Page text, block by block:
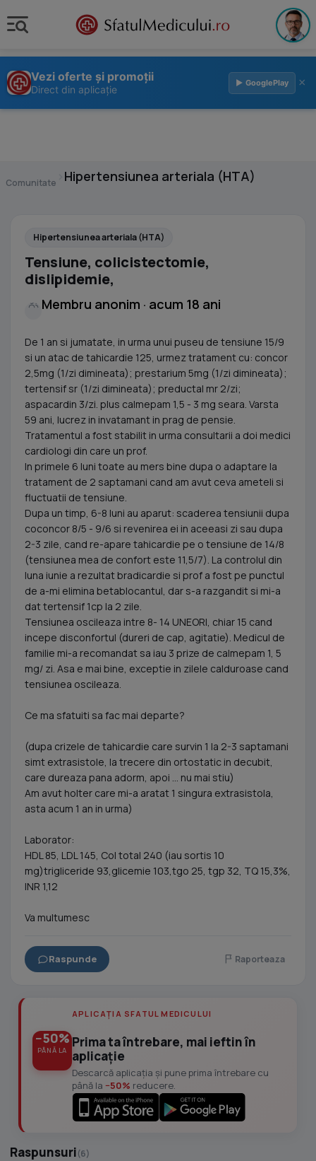
Vezi oferte și promoții
Direct din aplicație
▶ GooglePlay ×
Comunitate Hipertensiunea arteriala (HTA)
Hipertensiunea arteriala (HTA)
Tensiune, colicistectomie,
dislipidemie,
Membru anonim · acum 18 ani
De 1 an si jumatate, in urma unui puseu de tensiune 15/9
si un atac de tahicardie 125, urmez tratament cu: concor
2,5mg (1/zi dimineata); prestarium 5mg (1/zi dimineata);
tertensif sr (1/zi dimineata); preductal mr 2/zi;
aspacardin 3/zi. plus calmepam 1,5 - 3 mg seara. Varsta
59 ani, lucrez in invatamant in prag de pensie.
Tratamentul a fost stabilit in urma consultarii a doi medici
cardiologi din care un prof.
In primele 6 luni toate au mers bine dupa o adaptare la
tratament de 2 saptamani cand am avut ceva ameteli si
fluctuatii de tensiune.
Dupa un timp, 6-8 luni au aparut: scaderea tensiunii dupa
coconcor 8/5 - 9/6 si revenirea ei in aceeasi zi sau dupa
2-3 zile, cand re-apare tahicardie pe o tensiune de 14/8
(tensiunea mea de confort este 11,5/7). La controlul din
luna iunie a rezultat bradicardie si prof a fost pe punctul
de a-mi elimina betablocantul, dar s-a razgandit si mi-a
dat tertensif 1cp la 2 zile.
Tensiunea oscileaza intre 8- 14 UNEORI, chiar 15 cand
incepe disconfortul (dureri de cap, agitatie). Medicul de
familie mi-a recomandat sa iau 3 prize de calmepam 1, 5
mg/ zi. Asa e mai bine, exceptie in zilele calduroase cand
tensiunea oscileaza.
Ce ma sfatuiti sa fac mai departe?
(dupa crizele de tahicardie care survin 1 la 2-3 saptamani
simt extrasistole, la trecere din ortostatic in decubit,
care dureaza pana adorm, apoi ... nu mai stiu)
Am avut holter care mi-a aratat 1 singura extrasistola,
asta acum 1 an in urma)
Laborator:
HDL 85, LDL 145, Col total 240 (iau sortis 10
mg)trigliceride 93,glicemie 103,tgo 25, tgp 32, TQ 15,3%,
INR 1,12
Va multumesc
Raspunde Raporteaza
−50%
PÂNĂ LA
APLICAȚIA SFATUL MEDICULUI
Prima ta întrebare, mai ieftin în
aplicație
Descarcă aplicația și pune prima întrebare cu
până la −50% reducere.
Raspunsuri(6)